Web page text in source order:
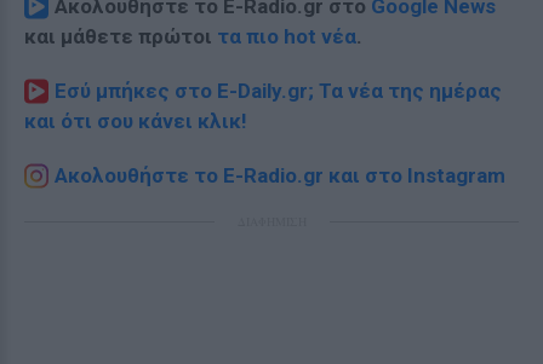
Ακολουθήστε το E-Radio.gr στο Google News
και μάθετε πρώτοι τα πιο hot νέα.
Εσύ μπήκες στο E-Daily.gr; Τα νέα της ημέρας
και ότι σου κάνει κλικ!
Ακολουθήστε το E-Radio.gr και στο Instagram